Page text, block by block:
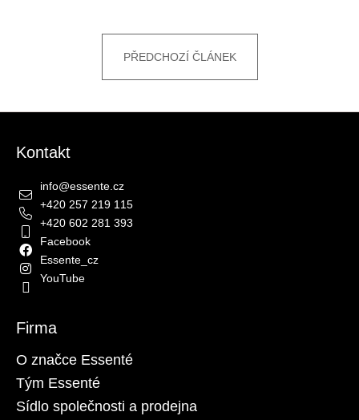
PŘEDCHOZÍ ČLÁNEK
Kontakt
info@essente.cz
+420 257 219 115
+420 602 281 393
Facebook
Essente_cz
YouTube
Firma
O značce Essenté
Tým Essenté
Sídlo společnosti a prodejna